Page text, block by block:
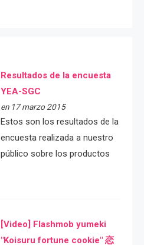
Resultados de la encuesta
YEA-SGC
en 17 marzo 2015
Estos son los resultados de la
encuesta realizada a nuestro
público sobre los productos
[Video] Flashmob yumeki
"Koisuru fortune cookie" 恋